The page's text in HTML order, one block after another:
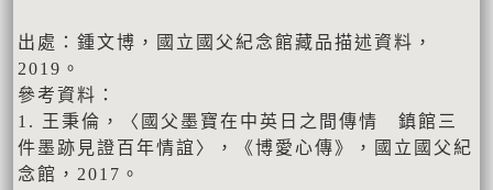
出處：鍾文博，國立國父紀念館藏品描述資料，
2019。
參考資料：
1. 王秉倫，〈國父墨寶在中英日之間傳情 鎮館三
件墨跡見證百年情誼〉，《博愛心傳》，國立國父紀
念館，2017。